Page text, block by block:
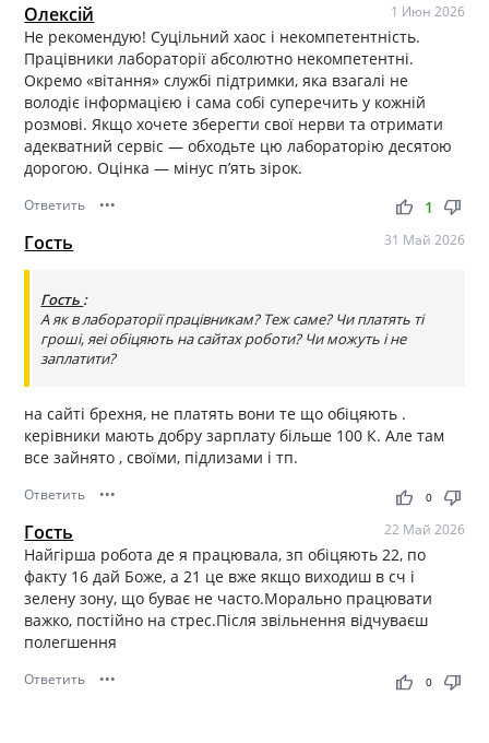
Олексій 1 Июн 2026
Не рекомендую! Суцільний хаос і некомпетентність.
Працівники лабораторії абсолютно некомпетентні.
Окремо «вітання» службі підтримки, яка взагалі не
володіє інформацією і сама собі суперечить у кожній
розмові. Якщо хочете зберегти свої нерви та отримати
адекватний сервіс — обходьте цю лабораторію десятою
дорогою. Оцінка — мінус п’ять зірок.
Ответить ••• thumb_up thumb_down
1
Гость 31 Май 2026
Гость :
А як в лабораторії працівникам? Теж саме? Чи платять ті
гроші, яеі обіцяють на сайтах роботи? Чи можуть і не
заплатити?
на сайті брехня, не платять вони те що обіцяють .
керівники мають добру зарплату більше 100 К. Але там
все зайнято , своїми, підлизами і тп.
Ответить ••• thumb_up thumb_down
0
Гость 22 Май 2026
Найгірша робота де я працювала, зп обіцяють 22, по
факту 16 дай Боже, а 21 це вже якщо виходиш в сч і
зелену зону, що буває не часто.Морально працювати
важко, постійно на стрес.Після звільнення відчуваєш
полегшення
Ответить ••• thumb_up thumb_down
0